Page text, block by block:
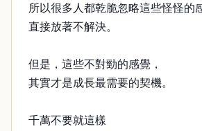
所以很多人都乾脆忽略這些怪怪的
直接放著不解決。
但是，這些不對勁的感覺，
其實才是成長最需要的契機。
千萬不要就這樣